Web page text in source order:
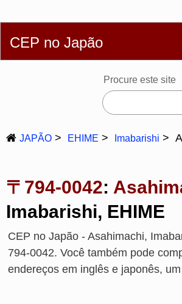
Deutsch
Français
CEP no Japão
Procure este site
JAPÃO EHIME Imabarishi
〒794-0042:
Imabarishi, EHIME
CEP no Japão - Asahimachi,
794-0042. Você também pode
endereços em inglês e japonês,